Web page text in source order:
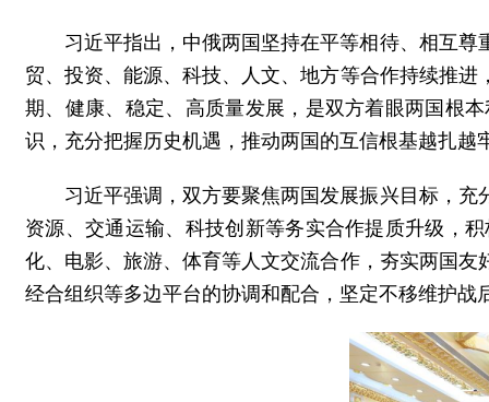
习近平指出，中俄两国坚持在平等相待、相互
贸、投资、能源、科技、人文、地方等合作持续推
期、健康、稳定、高质量发展，是双方着眼两国根
识，充分把握历史机遇，推动两国的互信根基越扎
习近平强调，双方要聚焦两国发展振兴目标，
资源、交通运输、科技创新等务实合作提质升级，
化、电影、旅游、体育等人文交流合作，夯实两国
经合组织等多边平台的协调和配合，坚定不移维护